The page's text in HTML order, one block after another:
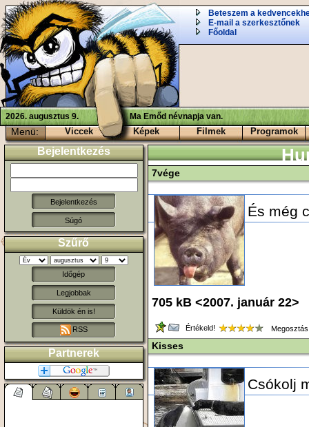
Beteszem a
E-mail a szerkesztőnek
Főoldal
2026. augusztus 9. Ma Emőd névnapja van.
Menü: Viccek Képek Filmek Programok
Bejelentkezés
Súgó
Szűrő
Időgép
Legjobbak
Küldök én is!
RSS
Partnerek
7vége
És még
705 kB <2007. január 22>
Értékeld!
Kisses
Csókolj